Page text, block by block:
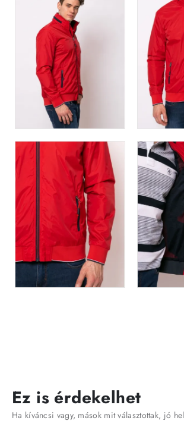
Ez is érdekelhet
Ha kíváncsi vagy, mások mit választottak, jó